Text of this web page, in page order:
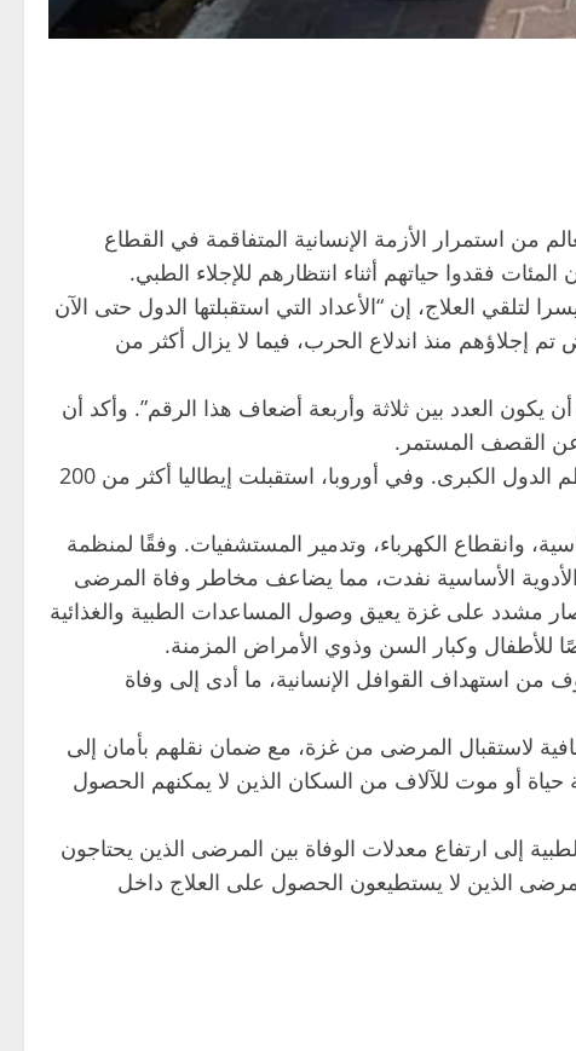
من استمرار الأزمة الإنسانية المتفاقمة في القطاع
فقدوا حياتهم أثناء انتظارهم للإجلاء الطبي.
العلاج، إن “الأعداد التي استقبلتها الدول حتى الآن
مشيرًا إلى أن تقديرات منظمة الصحة العالمية تشير إلى أن أكثر من 8 آلاف مريض تم إجلاؤهم منذ اندلاع الحرب، فيما لا يزال أكثر من
يكون العدد بين ثلاثة وأربعة أضعاف هذا الرقم”. وأكد أن
القصف المستمر.
حتى الآن، استجابت أكثر من 30 دولة لطلبات الإجلاء الطبي من غزة، لكن الاستجابة لا تزال محدودة، ولا تشمل معظم الدول الكبرى. وفي أوروبا، استقبلت إيطاليا أكثر من 200
وانقطاع الكهرباء، وتدمير المستشفيات. وفقًا لمنظمة
أكثر من نصف المستشفيات في القطاع من توقف جزئي أو كامل، كما أن أكثر من 70% من الأدوية الأساسية نفدت، مما يضاعف مخاطر وفاة المرضى
مشدد على غزة يعيق وصول المساعدات الطبية والغذائية
للأطفال وكبار السن وذوي الأمراض المزمنة.
من استهداف القوافل الإنسانية، ما أدى إلى وفاة
لاستقبال المرضى من غزة، مع ضمان نقلهم بأمان إلى
حياة أو موت للآلاف من السكان الذين لا يمكنهم الحصول
إلى ارتفاع معدلات الوفاة بين المرضى الذين يحتاجون
الذين لا يستطيعون الحصول على العلاج داخل